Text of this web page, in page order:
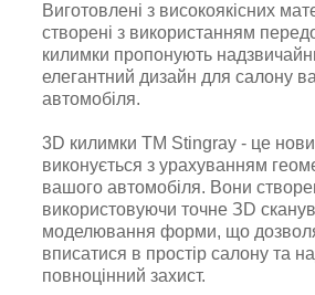
Виготовлені з високоякісних
створені з використанням
килимки пропонують
елегантний дизайн для салону
автомобіля.
3D килимки TM Stingray - це
виконується з урахуванням
вашого автомобіля. Вони
використовуючи точне ЗD
моделювання форми, що
вписатися в простір салону та
повноцінний захист.